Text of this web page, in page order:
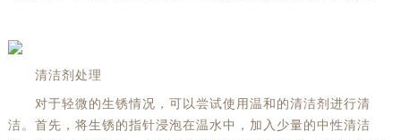
清洁剂处理
对于轻微的生锈情况，可以尝试使用温和的清洁剂进行清
洁。首先，将生锈的指针浸泡在温水中，加入少量的中性清洁